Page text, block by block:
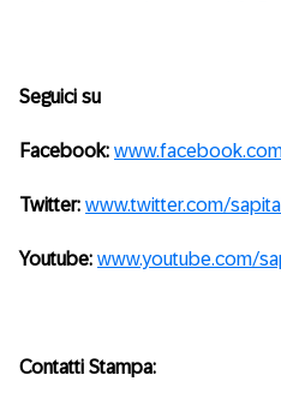
Seguici su
Facebook:
Twitter: www.twitter.com/
Youtube: www.youtube.com/
Contatti Stampa: